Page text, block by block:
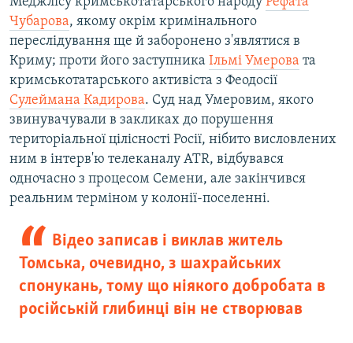
Чубарова, якому окрім кримінального
переслідування ще й заборонено з'являтися в
Криму; проти його заступника Ільмі Умерова та
кримськотатарського активіста з Феодосії
Сулеймана Кадирова. Суд над Умеровим, якого
звинувачували в закликах до порушення
територіальної цілісності Росії, нібито висловлених
ним в інтерв'ю телеканалу ATR, відбувався
одночасно з процесом Семени, але закінчився
реальним терміном у колонії-поселенні.
Відео записав і виклав житель
Томська, очевидно, з шахрайських
спонукань, тому що ніякого добробата в
російській глибинці він не створював